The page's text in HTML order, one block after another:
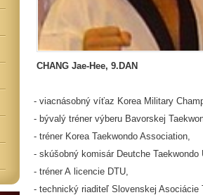
CHANG Jae-Hee, 9.DAN
- viacnásobný víťaz Korea Military
- bývalý tréner výberu Bavorskej
- tréner Korea Taekwondo Association,
- skúšobný komisár Deutche Taekwondo
- tréner A licencie DTU,
- technický riaditeľ Slovenskej Asociácie